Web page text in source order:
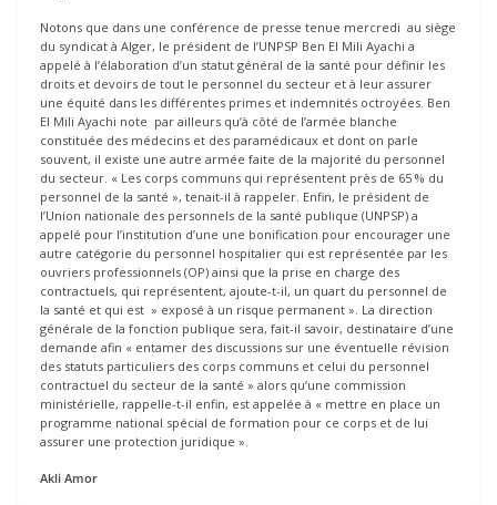
Notons que dans une conférence de presse tenue mercredi au siège
du syndicat à Alger, le président de l’UNPSP Ben El Mili Ayachi a
appelé à l’élaboration d’un statut général de la santé pour définir les
droits et devoirs de tout le personnel du secteur et à leur assurer
une équité dans les différentes primes et indemnités octroyées. Ben
El Mili Ayachi note par ailleurs qu’à côté de l’armée blanche
constituée des médecins et des paramédicaux et dont on parle
souvent, il existe une autre armée faite de la majorité du personnel
du secteur. « Les corps communs qui représentent près de 65 % du
personnel de la santé », tenait-il à rappeler. Enfin, le président de
l’Union nationale des personnels de la santé publique (UNPSP) a
appelé pour l’institution d’une une bonification pour encourager une
autre catégorie du personnel hospitalier qui est représentée par les
ouvriers professionnels (OP) ainsi que la prise en charge des
contractuels, qui représentent, ajoute-t-il, un quart du personnel de
la santé et qui est » exposé à un risque permanent ». La direction
générale de la fonction publique sera, fait-il savoir, destinataire d’une
demande afin « entamer des discussions sur une éventuelle révision
des statuts particuliers des corps communs et celui du personnel
contractuel du secteur de la santé » alors qu’une commission
ministérielle, rappelle-t-il enfin, est appelée à « mettre en place un
programme national spécial de formation pour ce corps et de lui
assurer une protection juridique ».
Akli Amor